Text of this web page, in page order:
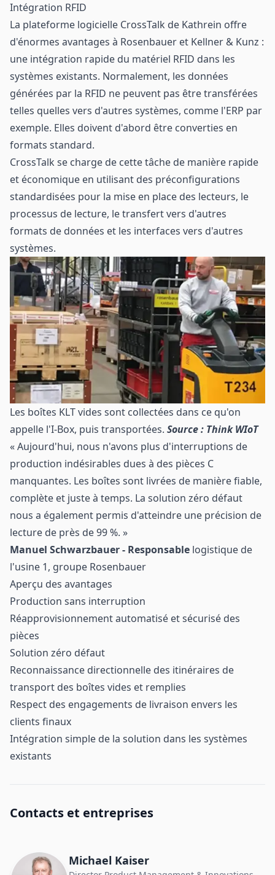
Intégration RFID
La plateforme logicielle CrossTalk de Kathrein offre
d'énormes avantages à Rosenbauer et Kellner & Kunz :
une intégration rapide du matériel RFID dans les
systèmes existants. Normalement, les données
générées par la RFID ne peuvent pas être transférées
telles quelles vers d'autres systèmes, comme l'ERP par
exemple. Elles doivent d'abord être converties en
formats standard.
CrossTalk se charge de cette tâche de manière rapide
et économique en utilisant des préconfigurations
standardisées pour la mise en place des lecteurs, le
processus de lecture, le transfert vers d'autres
formats de données et les interfaces vers d'autres
systèmes.
Les boîtes KLT vides sont collectées dans ce qu'on
appelle l'I-Box, puis transportées. Source : Think WIoT
« Aujourd'hui, nous n'avons plus d'interruptions de
production indésirables dues à des pièces C
manquantes. Les boîtes sont livrées de manière fiable,
complète et juste à temps. La solution zéro défaut
nous a également permis d'atteindre une précision de
lecture de près de 99 %. »
Manuel Schwarzbauer - Responsable logistique de
l'usine 1, groupe Rosenbauer
Aperçu des avantages
Production sans interruption
Réapprovisionnement automatisé et sécurisé des
pièces
Solution zéro défaut
Reconnaissance directionnelle des itinéraires de
transport des boîtes vides et remplies
Respect des engagements de livraison envers les
clients finaux
Intégration simple de la solution dans les systèmes
existants
Contacts et entreprises
Michael Kaiser